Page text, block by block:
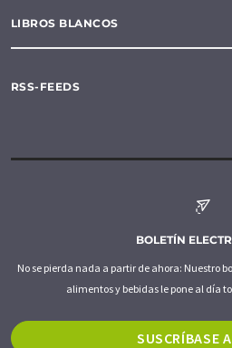
LIBROS BLANCOS
RSS-FEEDS
BOLETÍN
No se pierda nada a partir de ahora: Nuestro
alimentos y bebidas le pone al día
SUSCRÍBASE